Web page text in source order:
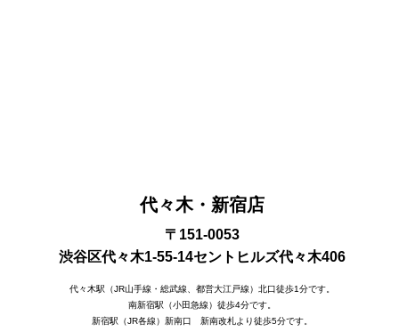
代々木・新宿店
〒151-0053
渋谷区代々木1-55-14セントヒルズ代々木406
代々木駅（JR山手線・総武線、都営大江戸線）北口徒歩1分です。
南新宿駅（小田急線）徒歩4分です。
新宿駅（JR各線）新南口 新南改札より徒歩5分です。